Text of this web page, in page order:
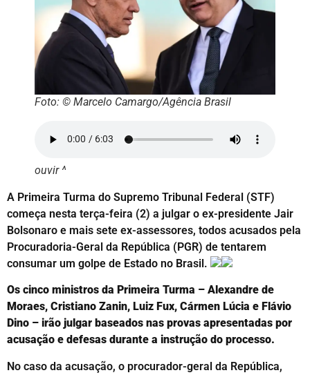
Foto: © Marcelo Camargo/Agência Brasil
ouvir ^
A Primeira Turma do Supremo Tribunal Federal (STF)
começa nesta terça-feira (2) a julgar o ex-presidente Jair
Bolsonaro e mais sete ex-assessores, todos acusados pela
Procuradoria-Geral da República (PGR) de tentarem
consumar um golpe de Estado no Brasil.
Os cinco ministros da Primeira Turma – Alexandre de
Moraes, Cristiano Zanin, Luiz Fux, Cármen Lúcia e Flávio
Dino – irão julgar baseados nas provas apresentadas por
acusação e defesas durante a instrução do processo.
No caso da acusação, o procurador-geral da República,